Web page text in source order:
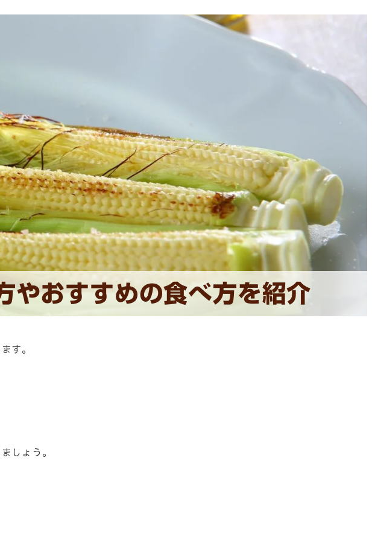
やおすすめの食べ方を紹介
す。
しょう。